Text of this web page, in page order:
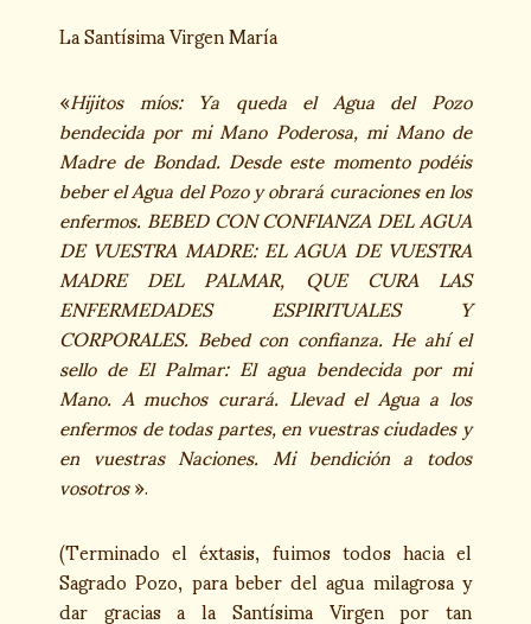
La Santísima Virgen María
«Hijitos míos: Ya queda el Agua del Pozo
bendecida por mi Mano Poderosa, mi Mano de
Madre de Bondad. Desde este momento podéis
beber el Agua del Pozo y obrará curaciones en los
enfermos. BEBED CON CONFIANZA DEL AGUA
DE VUESTRA MADRE: EL AGUA DE VUESTRA
MADRE DEL PALMAR, QUE CURA LAS
ENFERMEDADES ESPIRITUALES Y
CORPORALES. Bebed con confianza. He ahí el
sello de El Palmar: El agua bendecida por mi
Mano. A muchos curará. Llevad el Agua a los
enfermos de todas partes, en vuestras ciudades y
en vuestras Naciones. Mi bendición a todos
vosotros».
(Terminado el éxtasis, fuimos todos hacia el
Sagrado Pozo, para beber del agua milagrosa y
dar gracias a la Santísima Virgen por tan